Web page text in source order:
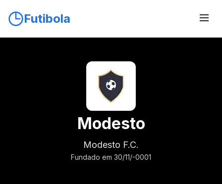
Futibola
Modesto
Modesto F.C.
Fundado em 30/11/-0001